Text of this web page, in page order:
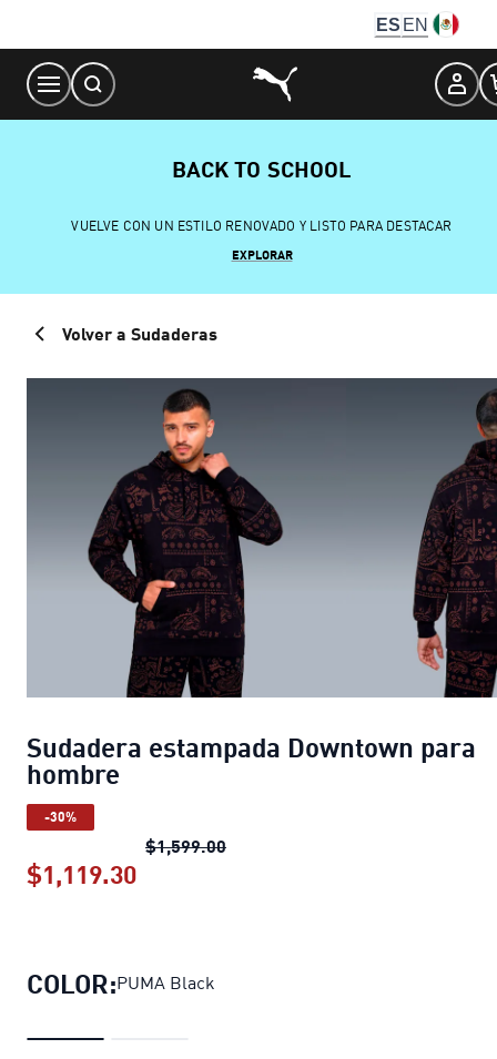
Content
ES EN
BACK TO SCHOOL
VUELVE CON UN ESTILO RENOVADO Y LISTO PARA DESTACAR
EXPLORAR
Volver a Sudaderas
Sudadera estampada Downtown para
hombre
-30%
$1,599.00Sudadera estampada Downtown
$1,119.30
COLOR:PUMA Black